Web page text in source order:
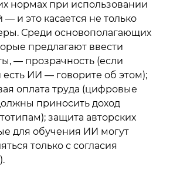
нормах при использовании
— и это касается не только
Среди основополагающих
предлагают ввести
— прозрачность (если
ИИ — говорите об этом);
оплата труда (цифровые
приносить доход
защита авторских
для обучения ИИ могут
только с согласия